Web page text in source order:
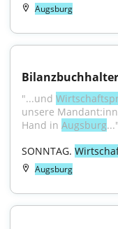
Augsburg
"...und
unsere
Hand in Augsburg..."
SONNTAG.
Augsburg